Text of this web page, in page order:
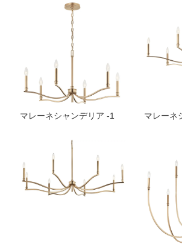
マレーネシャンデリア -1 マレーネ